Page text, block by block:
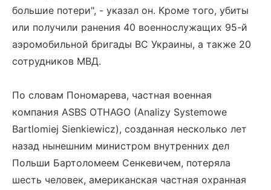
большие потери", - указал он. Кроме того, убиты
или получили ранения 40 военнослужащих 95-й
аэромобильной бригады ВС Украины, а также 20
сотрудников МВД.
По словам Пономарева, частная военная
компания ASBS OTHAGO (Analizy Systemowe
Bartlomiej Sienkiewicz), созданная несколько лет
назад нынешним министром внутренних дел
Польши Бартоломеем Сенкевичем, потеряла
шесть человек, американская частная охранная